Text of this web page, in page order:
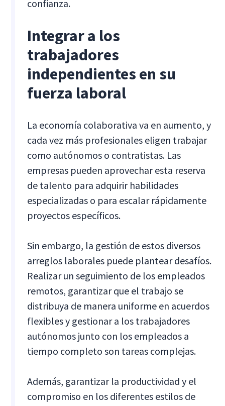
confianza.
Integrar a los
trabajadores
independientes en su
fuerza laboral
La economía colaborativa va en aumento, y
cada vez más profesionales eligen trabajar
como autónomos o contratistas. Las
empresas pueden aprovechar esta reserva
de talento para adquirir habilidades
especializadas o para escalar rápidamente
proyectos específicos.
Sin embargo, la gestión de estos diversos
arreglos laborales puede plantear desafíos.
Realizar un seguimiento de los empleados
remotos, garantizar que el trabajo se
distribuya de manera uniforme en acuerdos
flexibles y gestionar a los trabajadores
autónomos junto con los empleados a
tiempo completo son tareas complejas.
Además, garantizar la productividad y el
compromiso en los diferentes estilos de